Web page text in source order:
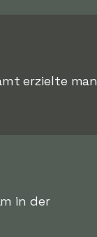
erzielte man
in der